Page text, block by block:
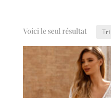
Voici le seul résultat